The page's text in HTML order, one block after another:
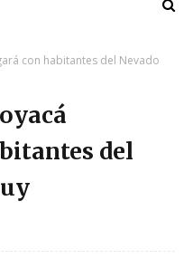
con habitantes del Nevado
del